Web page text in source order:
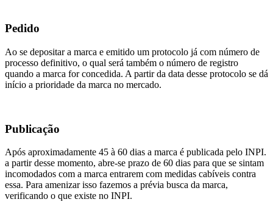
Pedido
Ao se depositar a marca e emitido um protocolo já com número de
processo definitivo, o qual será também o número de registro
quando a marca for concedida. A partir da data desse protocolo se dá
início a prioridade da marca no mercado.
Publicação
Após aproximadamente 45 à 60 dias a marca é publicada pelo INPI.
a partir desse momento, abre-se prazo de 60 dias para que se sintam
incomodados com a marca entrarem com medidas cabíveis contra
essa. Para amenizar isso fazemos a prévia busca da marca,
verificando o que existe no INPI.